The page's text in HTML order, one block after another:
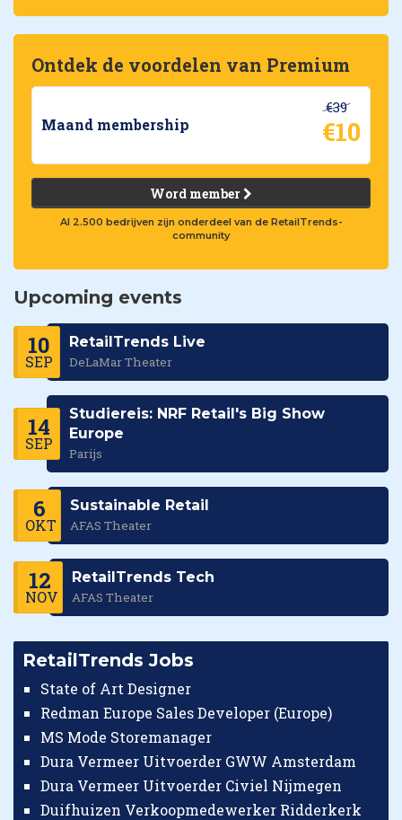
Ontdek de voordelen van Premium
Maand membership
€39
€10
Word member
Al 2.500 bedrijven zijn onderdeel van de RetailTrends-
community
Upcoming events
10
SEP
RetailTrends Live
DeLaMar Theater
14
SEP
Studiereis: NRF Retail's Big Show
Europe
Parijs
6
OKT
Sustainable Retail
AFAS Theater
12
NOV
RetailTrends Tech
AFAS Theater
RetailTrends Jobs
State of Art Designer
Redman Europe Sales Developer (Europe)
MS Mode Storemanager
Dura Vermeer Uitvoerder GWW Amsterdam
Dura Vermeer Uitvoerder Civiel Nijmegen
Duifhuizen Verkoopmedewerker Ridderkerk